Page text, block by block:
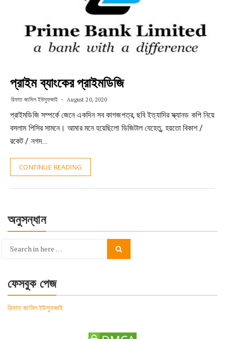
প্রাইম ব্যাংকের প্রাইমডিজি
রিফাত জামিল ইউসুফজাই August 20, 2020
প্রাইমডিজি সম্পর্কে জেনে একদিন সব কাগজপত্র, ছবি ইত্যাদির স্ক্যানড কপি নিয়ে
বসলাম পিসির সামনে। আমার মনে হয়েছিলো ডিজিটাল যেহেতু, হয়তো বিকাশ /
রকেট / নগদ…
CONTINUE READING
অনুসন্ধান
Search
ফেসবুক পেজ
রিফাত জামিল ইউসুফজাই